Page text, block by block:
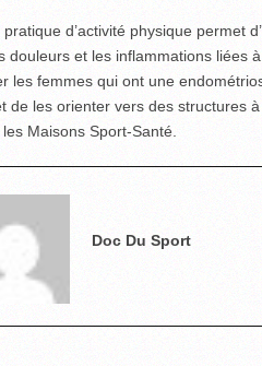
d’activité physique permet
douleurs et les inflammations liées
les femmes qui ont une
de les orienter vers des structures
Maisons Sport-Santé.
Doc Du Sport